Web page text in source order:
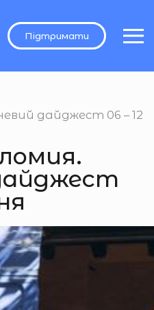
Підтримати
дайджест 06 – 12